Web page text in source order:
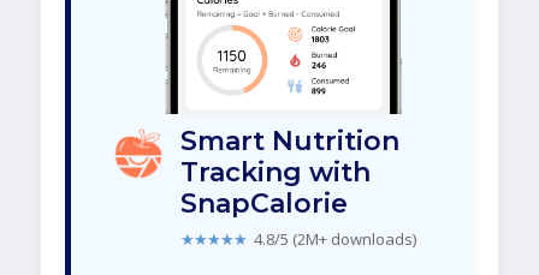
Smart Nutrition
Tracking with
SnapCalorie
★★★★★ 4.8/5 (2M+ downloads)